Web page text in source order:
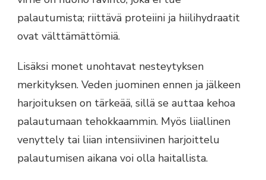
palautumista; riittävä proteiini ja hiilihydraatit
ovat välttämättömiä.
Lisäksi monet unohtavat nesteytyksen
merkityksen. Veden juominen ennen ja jälkeen
harjoituksen on tärkeää, sillä se auttaa kehoa
palautumaan tehokkaammin. Myös liiallinen
venyttely tai liian intensiivinen harjoittelu
palautumisen aikana voi olla haitallista.